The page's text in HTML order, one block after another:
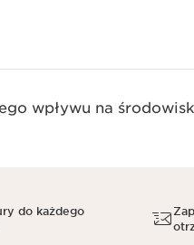
wpływu na
do każdego